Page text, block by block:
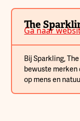
The
Ga naar
Bij Sparkling,
bewuste
op mens en